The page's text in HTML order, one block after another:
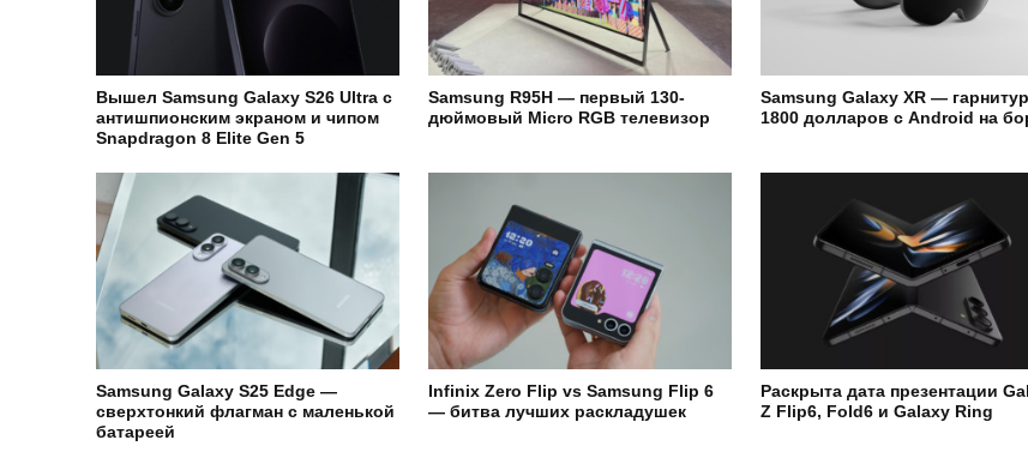
Вышел Samsung Galaxy S26 Ultra с
антишпионским экраном и чипом
Snapdragon 8 Elite Gen 5
Samsung R95H — первый 130-
дюймовый Micro RGB телевизор
Samsung Galaxy XR —
1800 долларов с Android на
Samsung Galaxy S25 Edge —
сверхтонкий флагман с маленькой
батареей
Infinix Zero Flip vs Samsung Flip 6
— битва лучших раскладушек
Раскрыта дата презентации
Z Flip6, Fold6 и Galaxy Ring